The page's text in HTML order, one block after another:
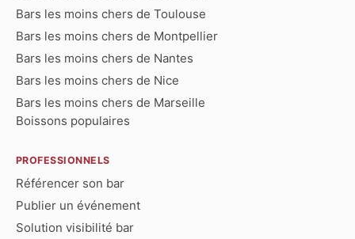
Bars les moins chers de Toulouse
Bars les moins chers de Montpellier
Bars les moins chers de Nantes
Bars les moins chers de Nice
Bars les moins chers de Marseille
Boissons populaires
PROFESSIONNELS
Référencer son bar
Publier un événement
Solution visibilité bar